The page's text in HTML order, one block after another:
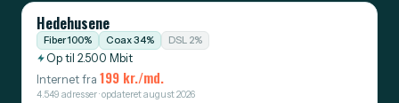
Hedehusene
Fiber 100% Coax 34% DSL 2%
Op til 2.500 Mbit
Internet fra 199 kr./md.
4.549 adresser · opdateret august 2026